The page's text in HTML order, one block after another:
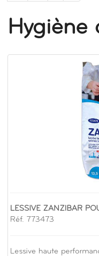
Hygiène
LESSIVE ZANZIBAR
Réf. 773473
Lessive haute